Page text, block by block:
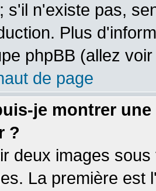
s'il n'existe pas,
Plus
phpBB (allez
de page
je montrer
?
deux images
La première est